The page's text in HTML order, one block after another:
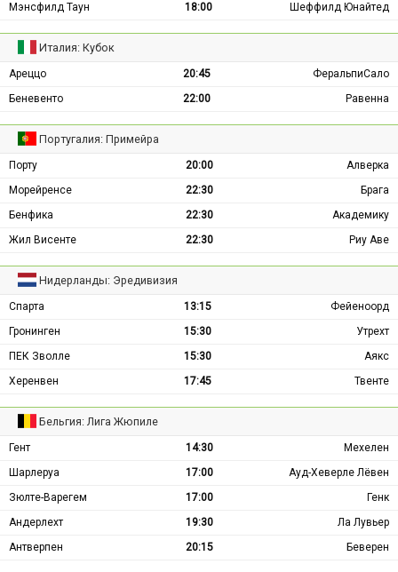
Мэнсфилд Таун 18:00 Шеффилд Юнайтед
Италия: Кубок
Ареццо 20:45
ФеральпиСало
Беневенто
22:00 Равенна
Португалия: Примейра
Порту 20:00
Алверка
Морейренсе
22:30
Брага
Бенфика
22:30
Академику
Жил Висенте
22:30 Риу Аве
Нидерланды: Эредивизия
Спарта 13:15
Фейеноорд
Гронинген
15:30
Утрехт
ПЕК Зволле
15:30
Аякс
Херенвен
17:45 Твенте
Бельгия: Лига Жюпиле
Гент 14:30
Мехелен
Шарлеруа
17:00
Ауд-Хеверле Лёвен
Зюлте-Варегем
17:00
Генк
Андерлехт
19:30
Ла Лувьер
Антверпен
20:15 Беверен